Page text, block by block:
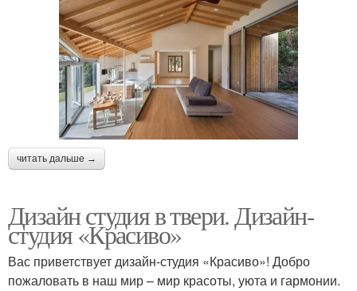
читать дальше →
Дизайн студия в твери. Дизайн-
студия «Красиво»
Вас приветствует дизайн-студия «Красиво»! Добро
пожаловать в наш мир – мир красоты, уюта и гармонии.